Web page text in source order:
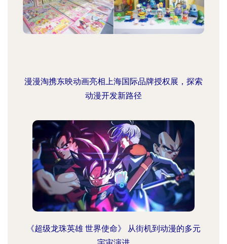
漫漫淘携东映动画亮相上海国际品牌授权展，探索
动漫开发新路径
《超级龙珠英雄 世界使命》 从街机到动漫的多元